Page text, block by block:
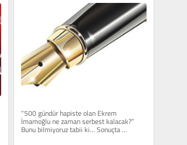
“500 gündür hapiste olan Ekrem
İmamoğlu ne zaman serbest kalacak?”
Bunu bilmiyoruz tabii ki... Sonuçta
mahkemenin vereceği bir karar bu......